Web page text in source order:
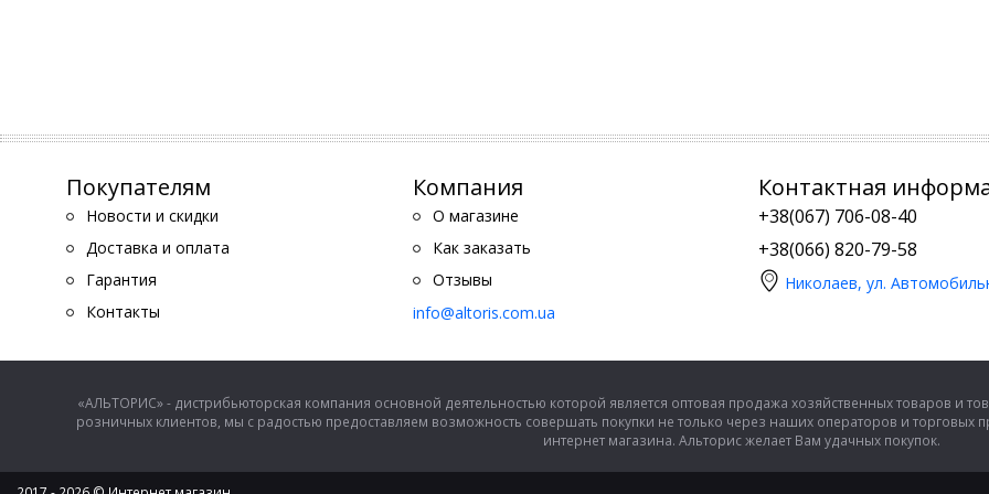
Покупателям
Новости и скидки
Доставка и оплата
Гарантия
Контакты
Компания
О магазине
Как заказать
Отзывы
info@altoris.com.ua
Контактная
+38(067) 706-08-40
+38(066) 820-79-58
Николаев, ул.
«АЛЬТОРИС» - дистрибьюторская компания основной деятельностью которой является оптовая продажа хозяйственных товаров и
розничных клиентов, мы с радостью предоставляем возможность совершать покупки не только через наших операторов и
интернет магазина. Альторис желает Вам удачных покупок.